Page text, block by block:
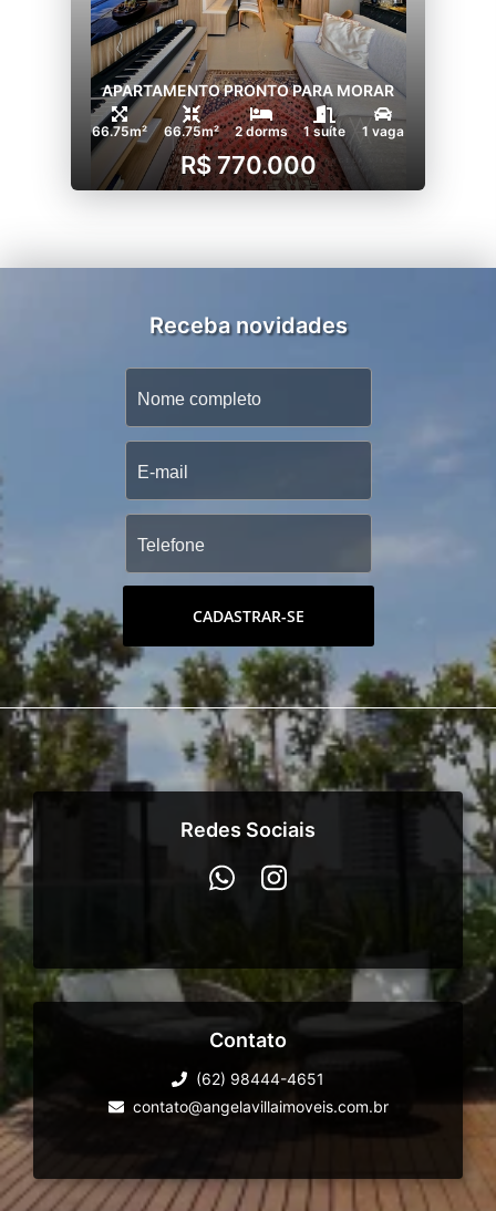
APARTAMENTO PRONTO PARA MORAR
66.75m² 66.75m² 2 dorms 1 suíte 1 vaga
R$ 770.000
Receba novidades
CADASTRAR-SE
Redes Sociais
Contato
(62) 98444-4651
contato@angelavillaimoveis.com.br